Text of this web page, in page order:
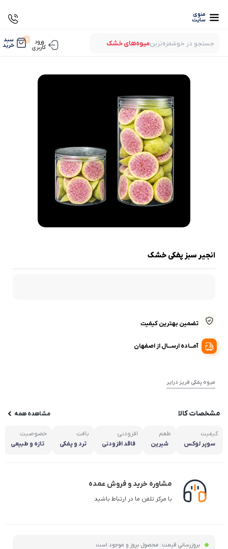
منوی
سایت
جستجو در خوشمزه‌ترینمیوه‌های خشک
لواشک‌های ارگانیک
ورود
کاربری
0 سبد
خرید
انجیر سبز پفکی خشک
تضمین بهترین کیفیت
آمـــاده ارســـال از اصفهان
میوه پفکی فریز درایر
مشخصات کالا مشاهده همه
کیفیت
سوپر لوکس
طعم
شیرین
افزودنی
فاقد افزودنی
بافت
ترد و پفکی
خصوصیت
تازه و طبیعی
مشاوره خرید و فروش عمده
با مرکز تلفن ما در ارتباط باشید
بروزرسانی قیمت: محصول بروز و موجود است